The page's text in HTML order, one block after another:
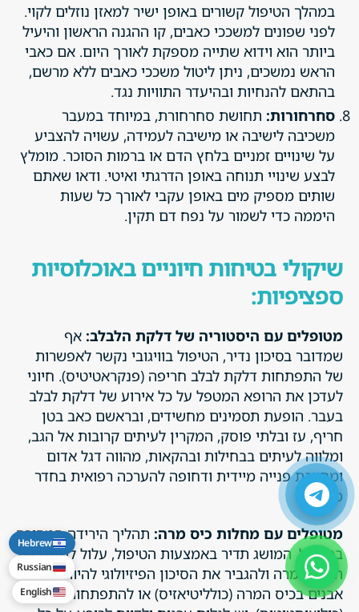
במהלך הטיפול קשורים באופן ישיר למאזן נוזלים לקוי.
לפני שפונים למשככי כאבים, קו ההגנה הראשון והיעיל
ביותר הוא וידוא שתייה מספקת לאורך היום. אם כאבי
הראש נמשכים, ניתן ליטול משככי כאבים ללא מרשם,
בהתאם להנחיות ובהיעדר התוויות נגד.
סחרחורות: תחושת סחרחורת, במיוחד במעבר
משכיבה לישיבה או מישיבה לעמידה, עשויה להצביע
על שינויים זמניים בלחץ הדם או ברמות הסוכר. מומלץ
לבצע שינויי תנוחה באופן הדרגתי ואיטי. ודאו שאתם
שותים מספיק מים באופן עקבי לאורך כל שעות
היממה כדי לשמור על נפח דם תקין.
שיקולי בטיחות חיוניים באוכלוסיות
ספציפיות:
מטופלים עם היסטוריה של דלקת הלבלב: אף
שמדובר בסיכון נדיר, הטיפול בוויגובי נקשר לאפשרות
של התפתחות דלקת לבלב חריפה (פנקראטיטיס). חיוני
לעדכן את הרופא המטפל על כל אירוע של דלקת לבלב
בעבר. הופעת תסמינים מחשידים, ובראשם כאב בטן
חריף, עז ובלתי פוסק, המקרין לעיתים קרובות אל הגב,
ומלווה לעיתים בבחילות ובהקאות, מהווה דגל אדום
ומחייבת פנייה מיידית ודחופה להערכה רפואית בחדר
מיון.
מטופלים עם מחלות כיס מרה: תהליך הירידה המהירה
במשקל, המושג תדיר באמצעות הטיפול, עלול לשנות את
הרכב המרה ולהגביר את הסיכון הפיזיולוגי להיווצרות
אבנים בכיס המרה (כולליטיאזיס) או להתפתחות דלקת
Hebrew
Russian
English